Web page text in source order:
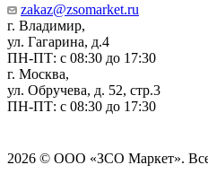
zakaz@zsomarket.ru
г. Владимир,
ул. Гагарина, д.4
ПН-ПТ: с 08:30 до 17:30
г. Москва,
ул. Обручева, д. 52, стр.3
ПН-ПТ: с 08:30 до 17:30
2026 © ООО «ЗСО Маркет».